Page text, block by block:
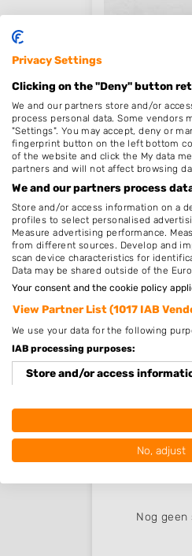
Plaatsen
Ransdaal
Wijlre
Elkenrade
Gulpen
Nog geen
Privacy Settings
Clicking on the "Deny" button
We and our partners store and/or
process personal data. Some
"Settings". You may accept, deny or
fingerprint button on the left bottom
of the website and click the My data
partners and will not affect browsing
We and our partners process
Store and/or access information on a
profiles to select personalised
Measure advertising performance.
from different sources. Develop and
scan device characteristics for
Data may be shared outside of the
Your consent and the cookie policy
View Partner List (1017 IAB
We use your data for the following
IAB processing purposes:
Store and/or access
Create profiles for
No, adjust